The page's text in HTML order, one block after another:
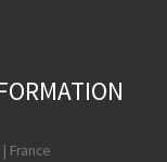
France